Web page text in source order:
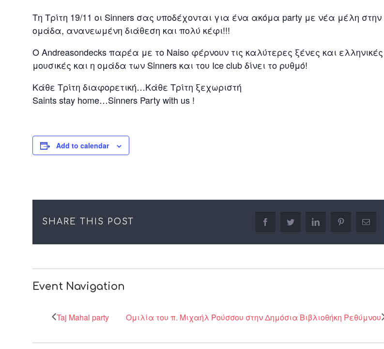
Τη Τρίτη 19/11 οι Sinners σας υποδέχονται για ένα ακόμα party με νέα μέλη στην
ομάδα, ανανεωμένη διάθεση και πολύ κέφι!!!
Ο Andreasondecks παρέα με το Naiso φέρνουν τις καλύτερες ξένες και ελληνικές
μουσικές και η ομάδα των Sinners και του Ice club δίνει το ρυθμό!
Κάθε Τρίτη διαφορετική…Κάθε Τρίτη ξεχωριστή
Saints stay home…Sinners Party with us !
Add to calendar
SHARE THIS POST facebooktwitter linkedin pinterestEmail
Event Navigation
Taj Mahal party Ομιλία του π. Μιχαήλ Ρούσσου στην Δημόσια Βιβλιοθήκη Ρεθύμνου